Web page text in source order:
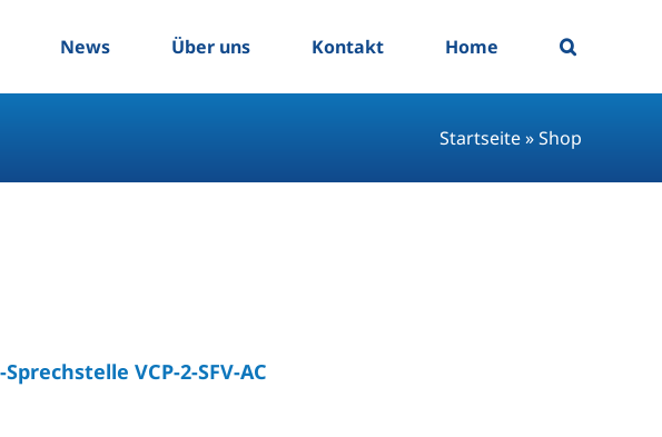
News Über uns Kontakt Home
Startseite»Shop
VCP-2-SFV-AC